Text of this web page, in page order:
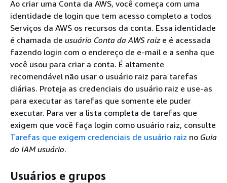
Ao criar uma Conta da AWS, você começa com uma
identidade de login que tem acesso completo a todos
Serviços da AWS os recursos da conta. Essa identidade
é chamada de usuário Conta da AWS raize é acessada
fazendo login com o endereço de e-mail e a senha que
você usou para criar a conta. É altamente
recomendável não usar o usuário raiz para tarefas
diárias. Proteja as credenciais do usuário raiz e use-as
para executar as tarefas que somente ele puder
executar. Para ver a lista completa de tarefas que
exigem que você faça login como usuário raiz, consulte
Tarefas que exigem credenciais de usuário raiz no Guia
do IAM usuário.
Usuários e grupos